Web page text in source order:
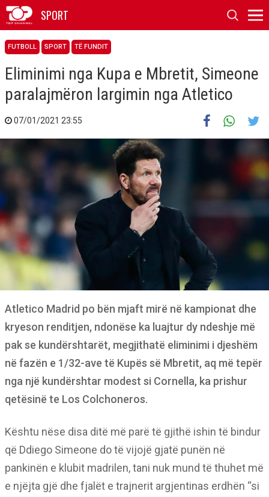
SPORT
FUTBOLL SPORT TË FUNDIT
Eliminimi nga Kupa e Mbretit, Simeone
paralajmëron largimin nga Atletico
07/01/2021 23:55
Atletico Madrid po bën mjaft mirë në kampionat dhe
kryeson renditjen, ndonëse ka luajtur dy ndeshje më
pak se kundërshtarët, megjithatë eliminimi i djeshëm
në fazën e 1/32-ave të Kupës së Mbretit, aq më tepër
nga një kundërshtar modest si Cornella, ka prishur
qetësinë te Los Colchoneros.
Kështu nëse disa ditë më parë të gjithë ishin të bindur
që Ddiego Simeone do të vijojë gjatë punën në
pankinën e klubit madrilen, tani nuk mund të thuhet më
e njëjta gjë dhe fjalët e trajnerit argjentinas erdhën “si